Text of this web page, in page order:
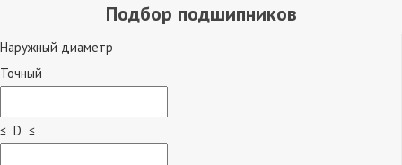
Подбор подшипников
Наружный диаметр
Точный
≤ D ≤